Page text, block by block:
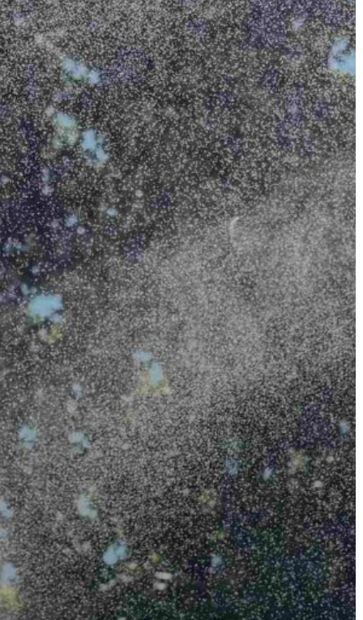
A
VÁROS
PÉNZÜGYEI
KÖLTSÉGVETÉSI
RENDELETEK
AZ
ÉPÜLŐ
VÁROS
FEJLESZTÉSEK
KÖRNYEZETVÉDELEM
TELEPÜLÉSRENDEZÉS